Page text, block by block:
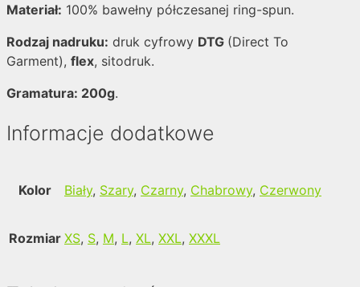
Materiał: 100% bawełny półczesanej ring-spun.
Rodzaj nadruku: druk cyfrowy DTG (Direct To
Garment), flex, sitodruk.
Gramatura: 200g.
Informacje dodatkowe
Kolor Biały, Szary, Czarny, Chabrowy, Czerwony
Rozmiar XS, S, M, L, XL, XXL, XXXL